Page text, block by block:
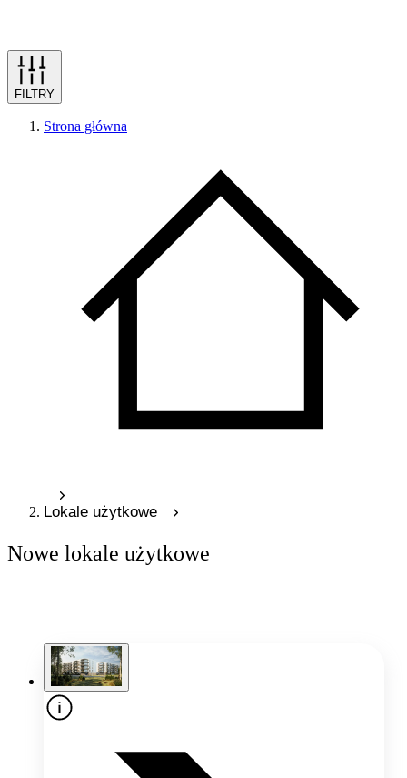
FILTRY
Strona główna
Lokale użytkowe
Nowe lokale użytkowe